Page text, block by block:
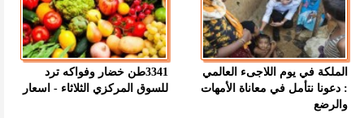
الملكة في يوم اللاجىء العالمي
: دعونا نتأمل في معاناة الأمهات
والرضع
3341طن خضار وفواكه ترد
للسوق المركزي الثلاثاء - اسعار